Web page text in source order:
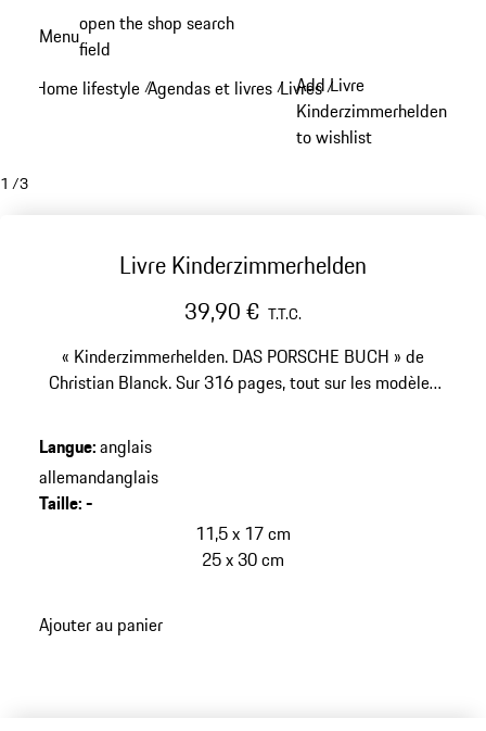
principal
Menuopen the shop search
field
Home lifestyle /Agendas et livres /Livres /
Add Livre
Kinderzimmerhelden
to wishlist
1 /3
Livre Kinderzimmerhelden
39,90 € T.T.C.
« Kinderzimmerhelden. DAS PORSCHE BUCH » de
Christian Blanck. Sur 316 pages, tout sur les modèles
Langue:anglais
allemandanglais
Taille:-
11,5 x 17 cm
25 x 30 cm
Ajouter au panier